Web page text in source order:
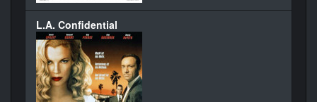
L.A. Confidential